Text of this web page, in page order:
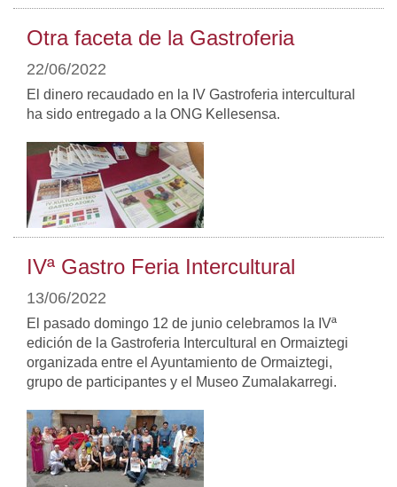
Otra faceta de la Gastroferia
22/06/2022
El dinero recaudado en la IV Gastroferia intercultural
ha sido entregado a la ONG Kellesensa.
IVª Gastro Feria Intercultural
13/06/2022
El pasado domingo 12 de junio celebramos la IVª
edición de la Gastroferia Intercultural en Ormaiztegi
organizada entre el Ayuntamiento de Ormaiztegi,
grupo de participantes y el Museo Zumalakarregi.